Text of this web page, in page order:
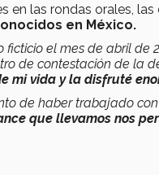
en las rondas orales, las
en México.
ficticio el mes de abril de
de contestación de la
mi vida y la disfruté
de haber trabajado
que llevamos nos